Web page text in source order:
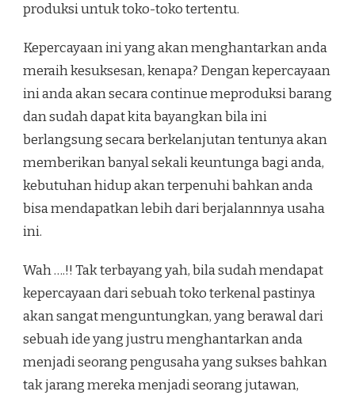
produksi untuk toko-toko tertentu.
Kepercayaan ini yang akan menghantarkan anda
meraih kesuksesan, kenapa? Dengan kepercayaan
ini anda akan secara continue meproduksi barang
dan sudah dapat kita bayangkan bila ini
berlangsung secara berkelanjutan tentunya akan
memberikan banyal sekali keuntunga bagi anda,
kebutuhan hidup akan terpenuhi bahkan anda
bisa mendapatkan lebih dari berjalannnya usaha
ini.
Wah ….!! Tak terbayang yah, bila sudah mendapat
kepercayaan dari sebuah toko terkenal pastinya
akan sangat menguntungkan, yang berawal dari
sebuah ide yang justru menghantarkan anda
menjadi seorang pengusaha yang sukses bahkan
tak jarang mereka menjadi seorang jutawan,